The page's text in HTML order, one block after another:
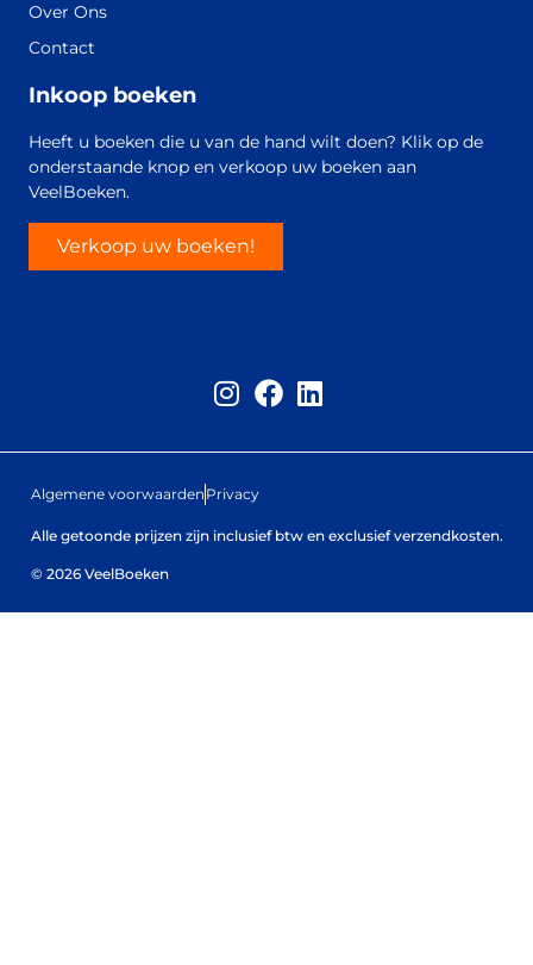
Over Ons
Contact
Inkoop boeken
Heeft u boeken die u van de hand wilt doen? Klik op de
onderstaande knop en verkoop uw boeken aan
VeelBoeken.
Verkoop uw boeken!
Algemene voorwaarden Privacy
Alle getoonde prijzen zijn inclusief btw en exclusief verzendkosten.
© 2026 VeelBoeken